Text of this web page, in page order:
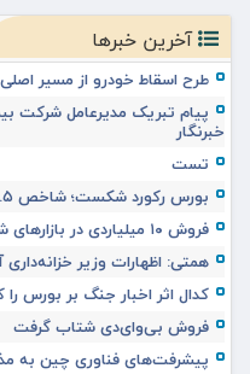
آخرین خبرها
طرح اسقاط خودرو از مسیر
پیام تبریک مدیرعامل شرکت
خبرنگار
تست
بورس رکورد شکست؛ شاخص ۵.۵ میلیونی شد
فروش ۱۰ میلیاردی در بازارهای شبانه‌روزی صنایع‌دستی
همتی: اظهارات وزیر
کدال اثر اخبار جنگ بر بورس
فروش بی‌وای‌دی شتاب گرفت
پیشرفت‌های فناوری چین به